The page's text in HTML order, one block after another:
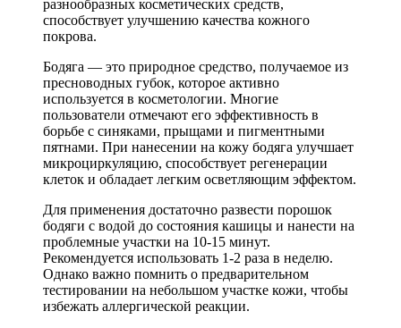
разнообразных косметических средств,
способствует улучшению качества кожного
покрова.
Бодяга — это природное средство, получаемое из
пресноводных губок, которое активно
используется в косметологии. Многие
пользователи отмечают его эффективность в
борьбе с синяками, прыщами и пигментными
пятнами. При нанесении на кожу бодяга улучшает
микроциркуляцию, способствует регенерации
клеток и обладает легким осветляющим эффектом.
Для применения достаточно развести порошок
бодяги с водой до состояния кашицы и нанести на
проблемные участки на 10-15 минут.
Рекомендуется использовать 1-2 раза в неделю.
Однако важно помнить о предварительном
тестировании на небольшом участке кожи, чтобы
избежать аллергической реакции.